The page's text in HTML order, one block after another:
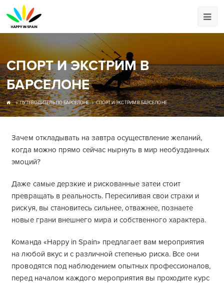
СПОРТ И ЭКСТРИМ В
БАРСЕЛОНЕ
ПУТЕВОДИТЕЛЬ ПО БАРСЕЛОНЕ СПОРТ И ЭКСТРИМ В БАРСЕЛОНЕ
Зачем откладывать на завтра осуществление желаний,
когда можно прямо сейчас нырнуть в мир необузданных
эмоций?
Даже самые дерзкие и рискованные затеи стоит
превращать в реальность. Пересиливая свои страхи и
рискуя, вы становитесь сильнее, отважнее, познаете
новые грани внешнего мира и собственного характера.
Команда «Happy in Spain» предлагает вам мероприятия
на любой вкус и с различной степенью риска. Все они
проводятся под наблюдением опытных профессионалов,
перед началом каждого мероприятия вы проходите курс